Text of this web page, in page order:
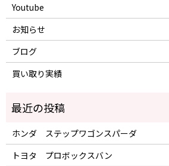
Youtube
お知らせ
ブログ
買い取り実績
ホンダ ステップワゴンスパーダ
トヨタ プロボックスバン